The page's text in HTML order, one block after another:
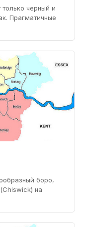
черный и
Прагматичные
боро,
на